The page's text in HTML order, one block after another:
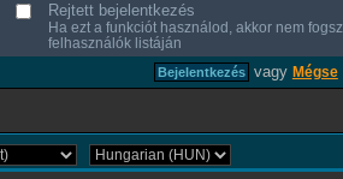
Rejtett bejelentkezés
Ha ezt a funkciót használod, akkor nem
felhasználók listáján
vagy Mégse